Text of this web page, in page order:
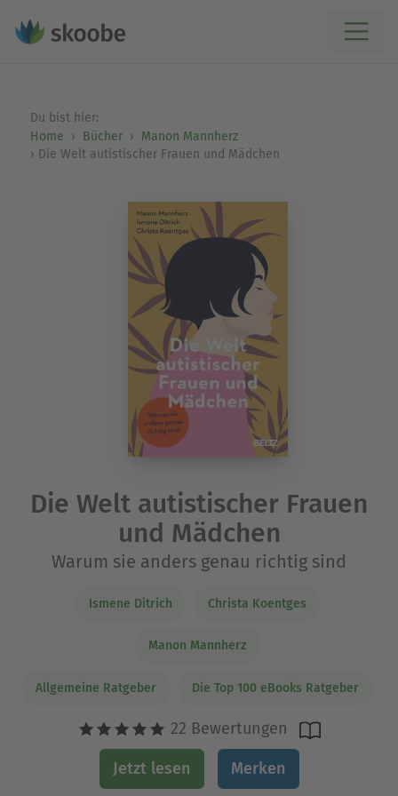
Du bist hier:
Home
Bücher
Manon Mannherz
Die Welt autistischer Frauen und Mädchen
Die Welt autistischer Frauen
und Mädchen
Warum sie anders genau richtig sind
Ismene Ditrich Christa Koentges
Manon Mannherz
Allgemeine Ratgeber Die Top 100 eBooks Ratgeber
22 Bewertungen
Jetzt lesen Merken